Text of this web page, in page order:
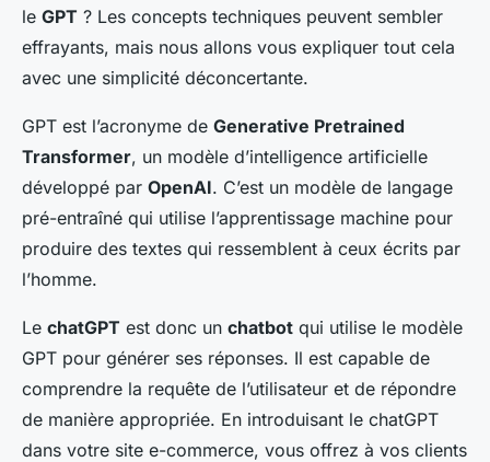
le GPT ? Les concepts techniques peuvent sembler
effrayants, mais nous allons vous expliquer tout cela
avec une simplicité déconcertante.
GPT est l’acronyme de Generative Pretrained
Transformer, un modèle d’intelligence artificielle
développé par OpenAI. C’est un modèle de langage
pré-entraîné qui utilise l’apprentissage machine pour
produire des textes qui ressemblent à ceux écrits par
l’homme.
Le chatGPT est donc un chatbot qui utilise le modèle
GPT pour générer ses réponses. Il est capable de
comprendre la requête de l’utilisateur et de répondre
de manière appropriée. En introduisant le chatGPT
dans votre site e-commerce, vous offrez à vos clients